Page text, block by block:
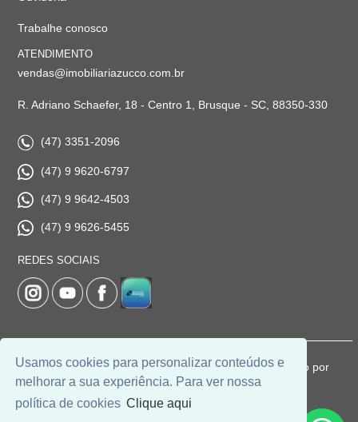
Usamos cookies para personalizar conteúdos e
melhorar a sua experiência. Para ver nossa
política de cookies Clique aqui
Trabalhe conosco
ATENDIMENTO
vendas@imobiliariazucco.com.br
R. Adriano Schaefer, 18 - Centro 1, Brusque - SC, 88350-330
(47) 3351-2096
(47) 9 9620-6797
(47) 9 9642-4503
(47) 9 9626-5455
REDES SOCIAIS
© 2026 | Imobiliária Zucco | CRECI: 1037-J | Desenvolvido por
Universal Software.